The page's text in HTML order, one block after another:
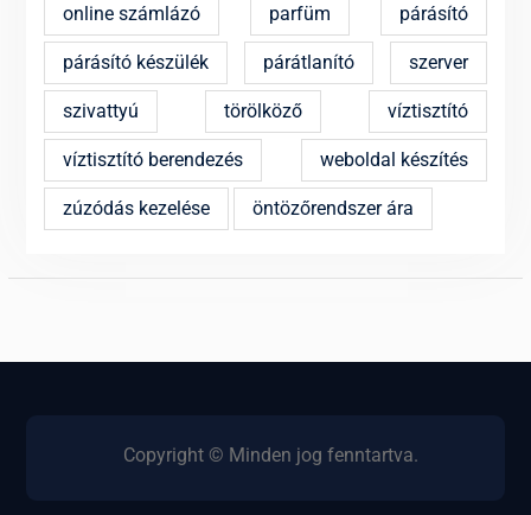
online számlázó parfüm párásító
párásító készülék párátlanító szerver
szivattyú törölköző víztisztító
víztisztító berendezés weboldal készítés
zúzódás kezelése öntözőrendszer ára
Copyright © Minden jog fenntartva.